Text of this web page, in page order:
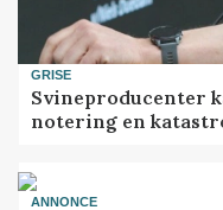
GRISE
Svineproducenter
notering en
ANNONCE